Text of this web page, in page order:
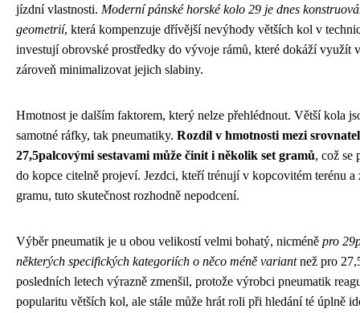
jízdní vlastnosti. Moderní pánské horské kolo 29 je dnes
geometrií, která kompenzuje dřívější nevýhody větších kol v
investují obrovské prostředky do vývoje rámů, které dokáží využít
zároveň minimalizovat jejich slabiny.
Hmotnost je dalším faktorem, který nelze přehlédnout. Větší kola
samotné ráfky, tak pneumatiky. Rozdíl v hmotnosti mezi
27,5palcovými sestavami může činit i několik set gramů, což se
do kopce citelně projeví. Jezdci, kteří trénují v kopcovitém terénu a
gramu, tuto skutečnost rozhodně nepodcení.
Výběr pneumatik je u obou velikostí velmi bohatý, nicméně pro
některých specifických kategoriích o něco méně variantnež pro
posledních letech výrazně zmenšil, protože výrobci pneumatik
popularitu větších kol, ale stále může hrát roli při hledání té úplně